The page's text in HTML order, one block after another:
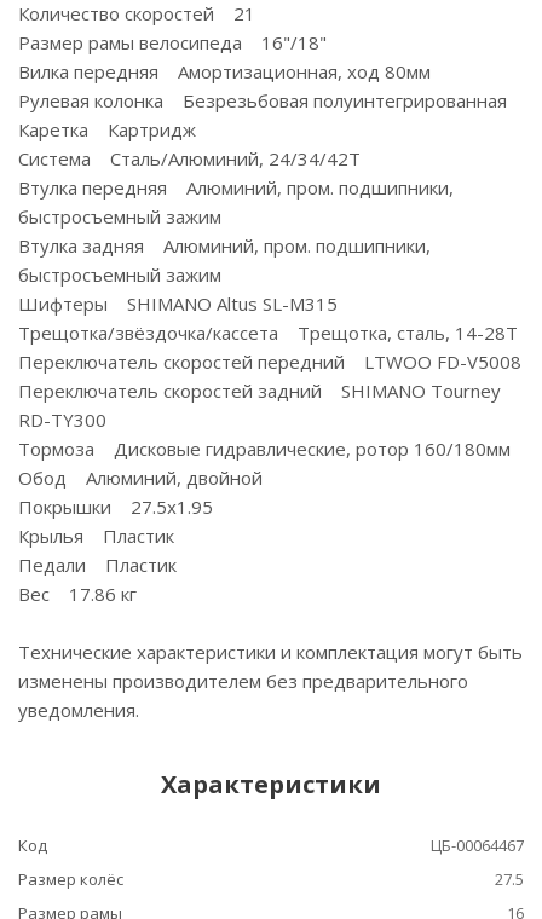
Количество скоростей 21
Размер рамы велосипеда 16"/18"
Вилка передняя Амортизационная, ход 80мм
Рулевая колонка Безрезьбовая полуинтегрированная
Каретка Картридж
Система Сталь/Алюминий, 24/34/42Т
Втулка передняя Алюминий, пром. подшипники,
быстросъемный зажим
Втулка задняя Алюминий, пром. подшипники,
быстросъемный зажим
Шифтеры SHIMANO Altus SL-M315
Трещотка/звёздочка/кассета Трещотка, сталь, 14-28Т
Переключатель скоростей передний LTWOO FD-V5008
Переключатель скоростей задний SHIMANO Tourney
RD-TY300
Тормоза Дисковые гидравлические, ротор 160/180мм
Обод Алюминий, двойной
Покрышки 27.5x1.95
Крылья Пластик
Педали Пластик
Вес 17.86 кг
Технические характеристики и комплектация могут быть
изменены производителем без предварительного
уведомления.
Характеристики
Код
ЦБ-00064467
Размер колёс
27.5
Размер рамы
16